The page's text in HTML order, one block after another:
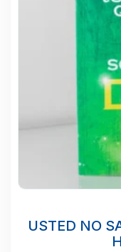
USTED NO